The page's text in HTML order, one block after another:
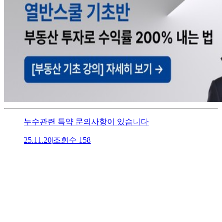
누수관련 특약 문의사항이 있습니다
25.11.20|조회수 158